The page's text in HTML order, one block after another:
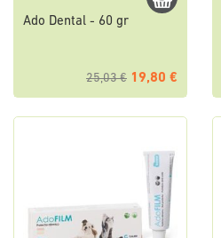
Ado Dental - 60 gr
25,03 € 19,80 €